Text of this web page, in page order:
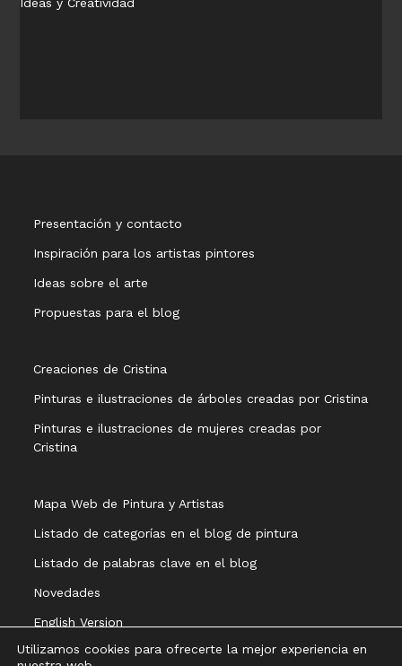
Ideas y Creatividad
Presentación y contacto
Inspiración para los artistas pintores
Ideas sobre el arte
Propuestas para el blog
Creaciones de Cristina
Pinturas e ilustraciones de árboles creadas por Cristina
Pinturas e ilustraciones de mujeres creadas por
Cristina
Mapa Web de Pintura y Artistas
Listado de categorías en el blog de pintura
Listado de palabras clave en el blog
Novedades
English Version
Utilizamos cookies para ofrecerte la mejor experiencia en